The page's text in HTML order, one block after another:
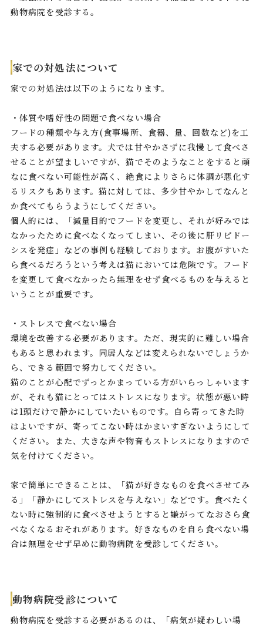
動物病院を受診する。
家での対処法について
家での対処法は以下のようになります。
・体質や嗜好性の問題で食べない場合
フードの種類や与え方(食事場所、食器、量、回数など)を工
夫する必要があります。犬では甘やかさずに我慢して食べさ
せることが望ましいですが、猫でそのようなことをすると頑
なに食べない可能性が高く、絶食によりさらに体調が悪化す
るリスクもあります。猫に対しては、多少甘やかしてなんと
か食べてもらうようにしてください。
個人的には、「減量目的でフードを変更し、それが好みでは
なかったために食べなくなってしまい、その後に肝リピドー
シスを発症」などの事例も経験しております。お腹がすいた
ら食べるだろうという考えは猫においては危険です。フード
を変更して食べなかったら無理をせず食べるものを与えると
いうことが重要です。
・ストレスで食べない場合
環境を改善する必要があります。ただ、現実的に難しい場合
もあると思われます。同居人などは変えられないでしょうか
ら、できる範囲で努力してください。
猫のことが心配でずっとかまっている方がいらっしゃいます
が、それも猫にとってはストレスになります。状態が悪い時
は1頭だけで静かにしていたいものです。自ら寄ってきた時
はよいですが、寄ってこない時はかまいすぎないようにして
ください。また、大きな声や物音もストレスになりますので
気を付けてください。
家で簡単にできることは、「猫が好きなものを食べさせてみ
る」「静かにしてストレスを与えない」などです。食べたく
ない時に強制的に食べさせようとすると嫌がってなおさら食
べなくなるおそれがあります。好きなものを自ら食べない場
合は無理をせず早めに動物病院を受診してください。
動物病院受診について
動物病院を受診する必要があるのは、「病気が疑わしい場